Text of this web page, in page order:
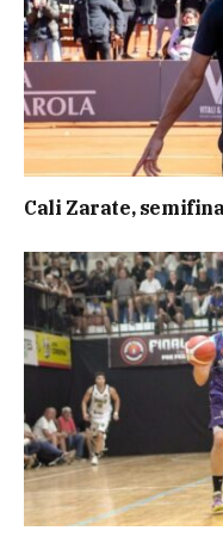
Cali Zarate,